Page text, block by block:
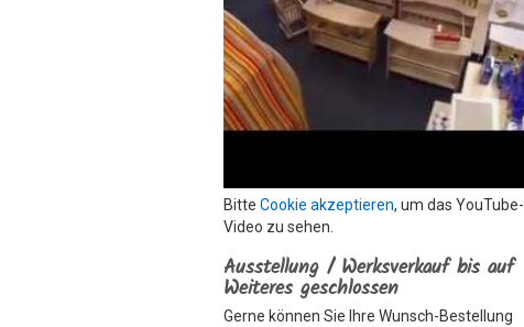
Bitte Cookie akzeptieren, um das YouTube-
Video zu sehen.
Ausstellung / Werksverkauf bis auf
Weiteres geschlossen
Gerne können Sie Ihre Wunsch-Bestellung